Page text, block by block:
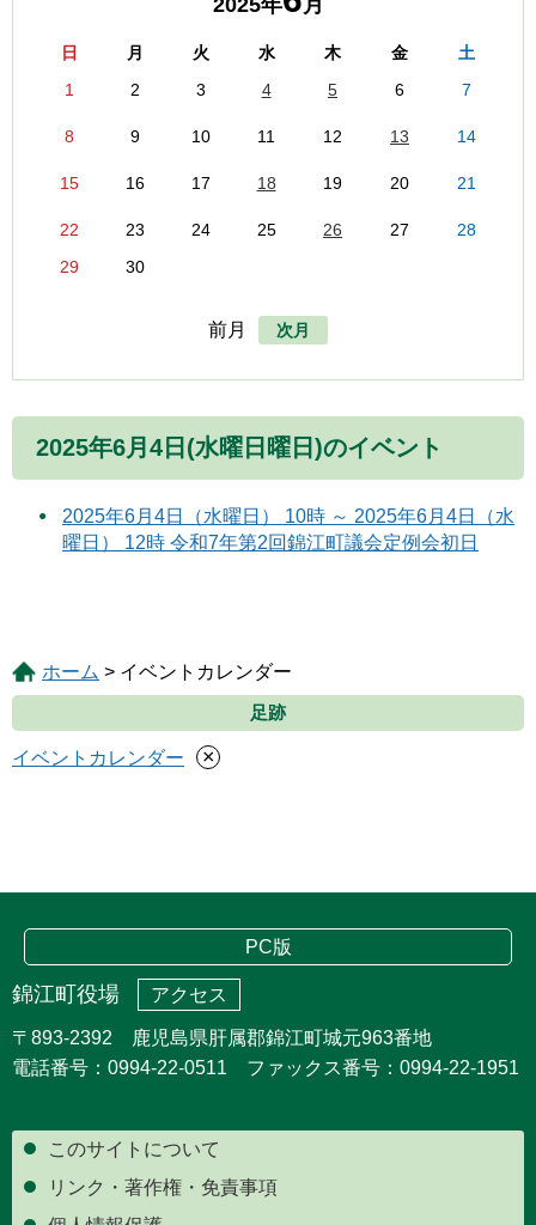
2025年 月
日 月 火 水 木 金
土
1
2 3 4 5 6 7
8 9 10 11 12 13 14
15 16 17 18 19 20 21
22 23 24 25 26 27
28
29
30
前月 次月
2025年6月4日(水曜日曜日)のイベント
2025年6月4日（水曜日） 10時 ～ 2025年6月4日（水
曜日） 12時 令和7年第2回錦江町議会定例会初日
ホーム > イベントカレンダー
足跡
イベントカレンダー ×
PC版
錦江町役場 アクセス
〒893-2392 鹿児島県肝属郡錦江町城元963番地
電話番号：0994-22-0511 ファックス番号：0994-22-1951
このサイトについて
リンク・著作権・免責事項